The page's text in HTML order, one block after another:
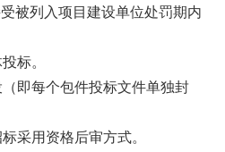
被列入项目建设单位处罚期内
标。
即每个包件投标文件单独封
采用资格后审方式。